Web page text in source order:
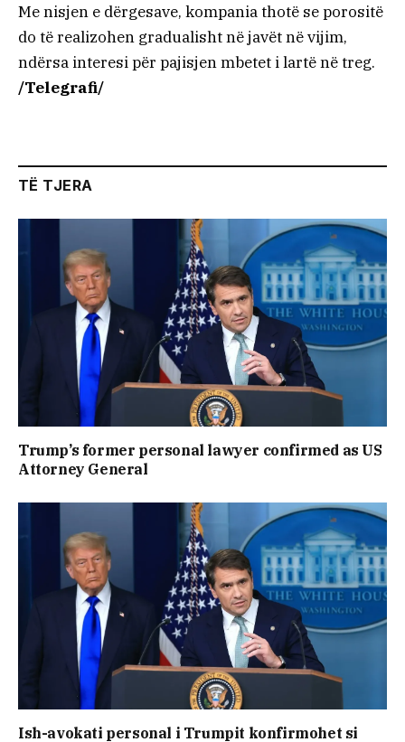
Me nisjen e dërgesave, kompania thotë se porositë
do të realizohen gradualisht në javët në vijim,
ndërsa interesi për pajisjen mbetet i lartë në treg.
/Telegrafi/
TË TJERA
Trump’s former personal lawyer confirmed as US
Attorney General
Ish-avokati personal i Trumpit konfirmohet si